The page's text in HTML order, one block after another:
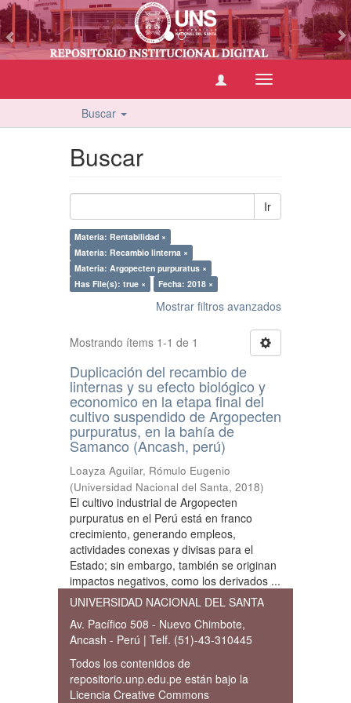
Cambiar
navegación
Buscar
Buscar
Ir
Materia: Rentabilidad ×
Materia: Recambio linterna ×
Materia: Argopecten purpuratus ×
Has File(s): true ×
Fecha: 2018 ×
Mostrar filtros avanzados
Mostrando ítems 1-1 de 1
Duplicación del recambio de
linternas y su efecto biológico y
economico en la etapa final del
cultivo suspendido de Argopecten
purpuratus, en la bahía de
Samanco (Ancash, perú)
Loayza Aguilar, Rómulo Eugenio
(Universidad Nacional del Santa, 2018)
El cultivo industrial de Argopecten
purpuratus en el Perú está en franco
crecimiento, generando empleos,
actividades conexas y divisas para el
Estado; sin embargo, también se originan
impactos negativos, como los derivados ...
UNIVERSIDAD NACIONAL DEL SANTA
Av. Pacífico 508 - Nuevo Chimbote,
Ancash - Perú | Telf. (51)-43-310445
Todos los contenidos de
repositorio.unp.edu.pe están bajo la
Licencia Creative Commons